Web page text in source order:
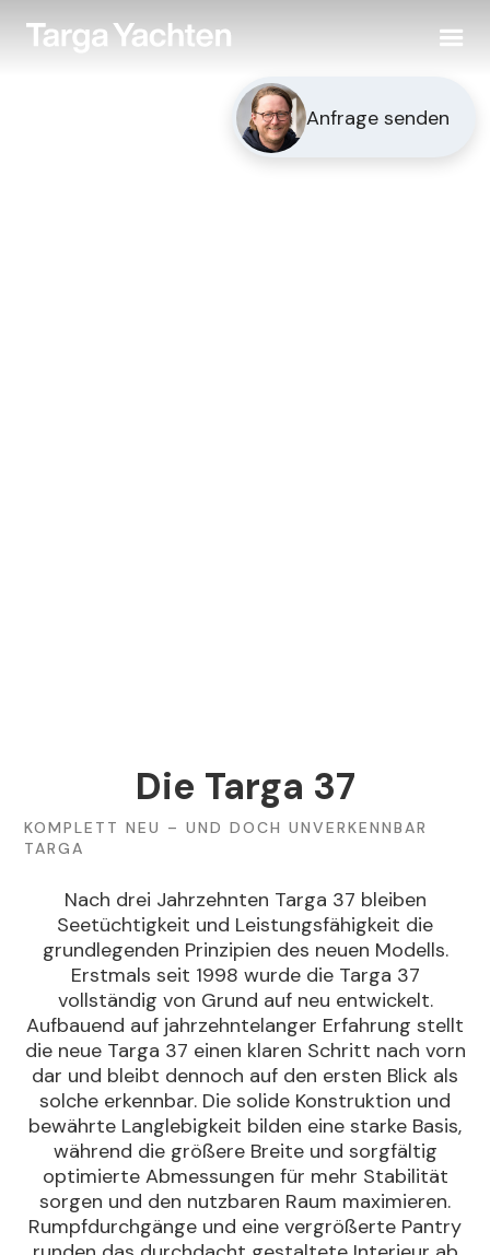
Anfrage senden
Die Targa 37
KOMPLETT NEU – UND DOCH UNVERKENNBAR
TARGA
Nach drei Jahrzehnten Targa 37 bleiben
Seetüchtigkeit und Leistungsfähigkeit die
grundlegenden Prinzipien des neuen Modells.
Erstmals seit 1998 wurde die Targa 37
vollständig von Grund auf neu entwickelt.
Aufbauend auf jahrzehntelanger Erfahrung stellt
die neue Targa 37 einen klaren Schritt nach vorn
dar und bleibt dennoch auf den ersten Blick als
solche erkennbar. Die solide Konstruktion und
bewährte Langlebigkeit bilden eine starke Basis,
während die größere Breite und sorgfältig
optimierte Abmessungen für mehr Stabilität
sorgen und den nutzbaren Raum maximieren.
Rumpfdurchgänge und eine vergrößerte Pantry